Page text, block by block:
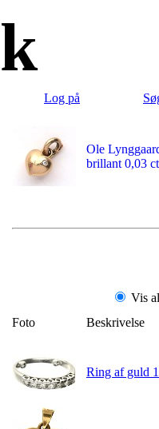
Log på
Ole
brillant 0,03
Vis
Foto
Beskrivelse
Ring af guld